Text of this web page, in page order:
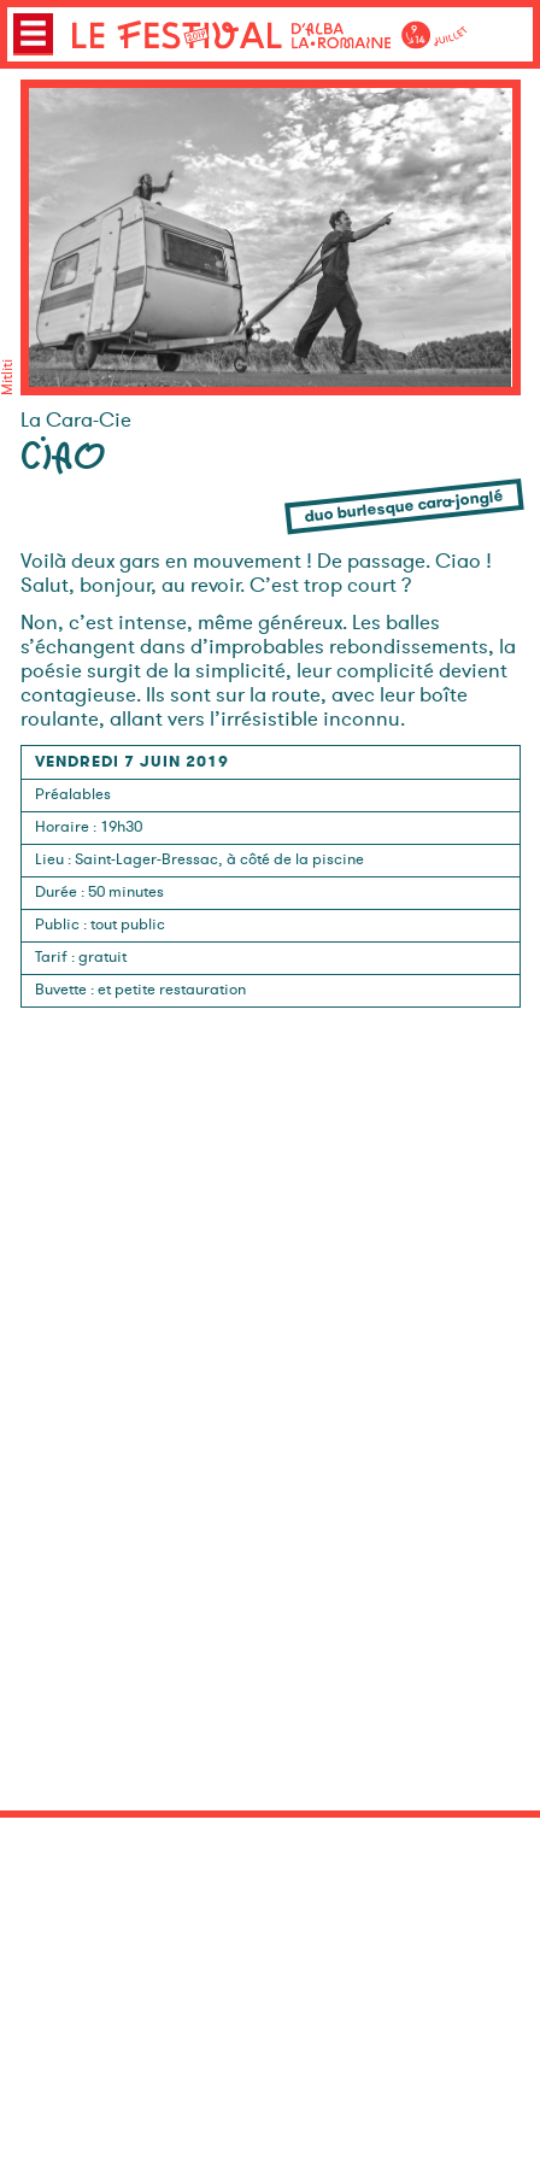
La Cara-Cie
CIAO
duo burlesque cara-jonglé
Voilà deux gars en mouvement ! De passage. Ciao !
Salut, bonjour, au revoir. C’est trop court ?
Non, c’est intense, même généreux. Les balles
s’échangent dans d’improbables rebondissements, la
poésie surgit de la simplicité, leur complicité devient
contagieuse. Ils sont sur la route, avec leur boîte
roulante, allant vers l’irrésistible inconnu.
VENDREDI 7 JUIN 2019
Préalables
Horaire: 19h30
Lieu:Saint-Lager-Bressac, à côté de la piscine
Durée:50 minutes
Public:tout public
Tarif:gratuit
Buvette:et petite restauration